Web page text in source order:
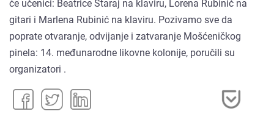
će učenici: Beatrice Staraj na klaviru, Lorena Rubinić na
gitari i Marlena Rubinić na klaviru. Pozivamo sve da
poprate otvaranje, odvijanje i zatvaranje Mošćeničkog
pinela: 14. međunarodne likovne kolonije, poručili su
organizatori .